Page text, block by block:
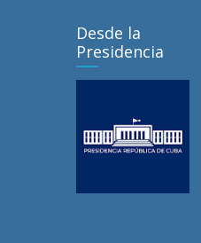
Desde la
Presidencia